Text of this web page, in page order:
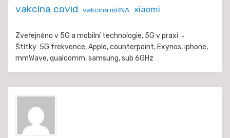
vakcína covid vakcína mRNA xiaomi
Zveřejněno v 5G a mobilní technologie, 5G v praxi
Štítky: 5G frekvence,Apple,counterpoint, Exynos,iphone,
mmWave,qualcomm,samsung,sub 6GHz